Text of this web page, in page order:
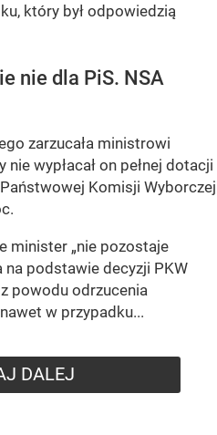
który był odpowiedzią
nie dla PiS. NSA
zarzucała ministrowi
wypłacał on pełnej dotacji
Komisji Wyborczej
minister „nie pozostaje
na podstawie decyzji PKW
powodu odrzucenia
w przypadku...
DALEJ